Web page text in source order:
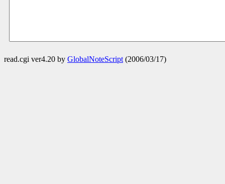
read.cgi ver4.20 by GlobalNoteScript (2006/03/17)